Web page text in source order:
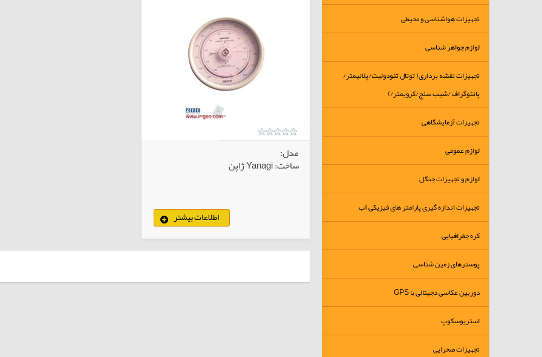
تجهیزات هواشناسی و محیطی
لوازم جواهر شناسی
تجهیزات نقشه برداری( توتال تئودولیت/پلانیمتر/
پانتوگراف /شیب سنج/کرویمتر/)
تجهیزات آزمایشگاهی
لوازم عمومی
لوازم و تجهیزات جنگل
تجهیزات اندازه گیری پارامتر های فیزیکی آب
کره جغرافیایی
پوسترهای زمین شناسی
دوربین عکاسی دجیتالی با GPS
استریوسکوپ
تجهیزات صحرایی
مدل:
ساخت: Yanagi ژاپن
اطلاعات بیشتر کالاهای انتخابی